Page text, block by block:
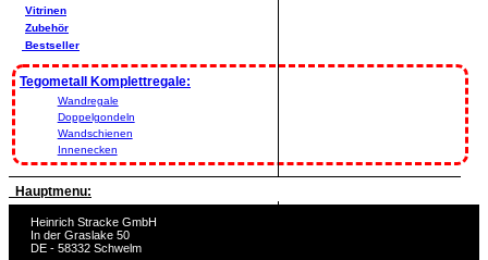
Vitrinen
Zubehör
Bestseller
Tegometall Komplettregale:
Wandregale
Doppelgondeln
Wandschienen
Innenecken
Hauptmenu:
Heinrich Stracke GmbH
In der Graslake 50
DE - 58332 Schwelm